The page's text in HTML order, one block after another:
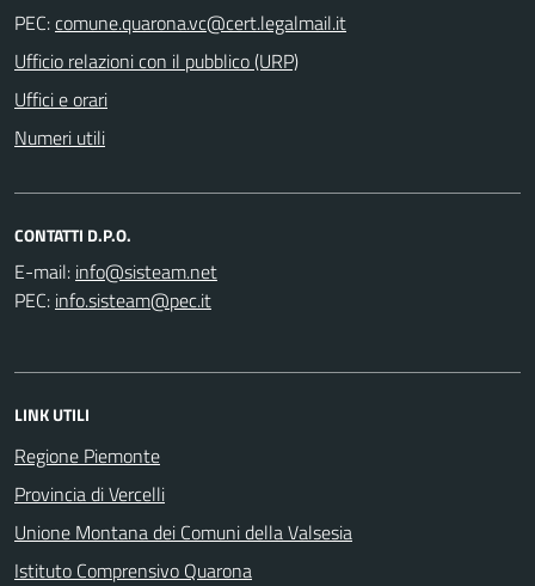
PEC:
Ufficio relazioni con il pubblico (URP)
Uffici e orari
Numeri utili
CONTATTI D.P.O.
E-mail:
PEC:
LINK UTILI
Regione Piemonte
Provincia di Vercelli
Unione Montana dei Comuni della Valsesia
Istituto Comprensivo Quarona